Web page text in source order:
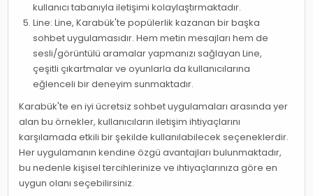
kullanıcı tabanıyla iletişimi kolaylaştırmaktadır.
Line: Line, Karabük'te popülerlik kazanan bir başka
sohbet uygulamasıdır. Hem metin mesajları hem de
sesli/görüntülü aramalar yapmanızı sağlayan Line,
çeşitli çıkartmalar ve oyunlarla da kullanıcılarına
eğlenceli bir deneyim sunmaktadır.
Karabük'te en iyi ücretsiz sohbet uygulamaları arasında yer
alan bu örnekler, kullanıcıların iletişim ihtiyaçlarını
karşılamada etkili bir şekilde kullanılabilecek seçeneklerdir.
Her uygulamanın kendine özgü avantajları bulunmaktadır,
bu nedenle kişisel tercihlerinize ve ihtiyaçlarınıza göre en
uygun olanı seçebilirsiniz.